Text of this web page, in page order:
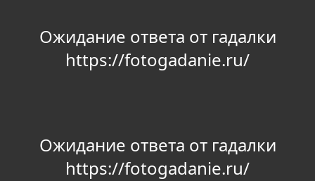
Ожидание ответа от гадалки
https://fotogadanie.ru/
Ожидание ответа от гадалки
https://fotogadanie.ru/